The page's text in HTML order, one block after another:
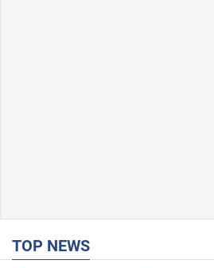
TOP NEWS